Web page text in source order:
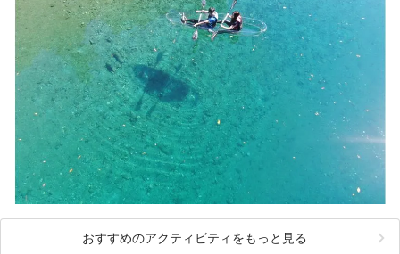
おすすめのアクティビティをもっと見る